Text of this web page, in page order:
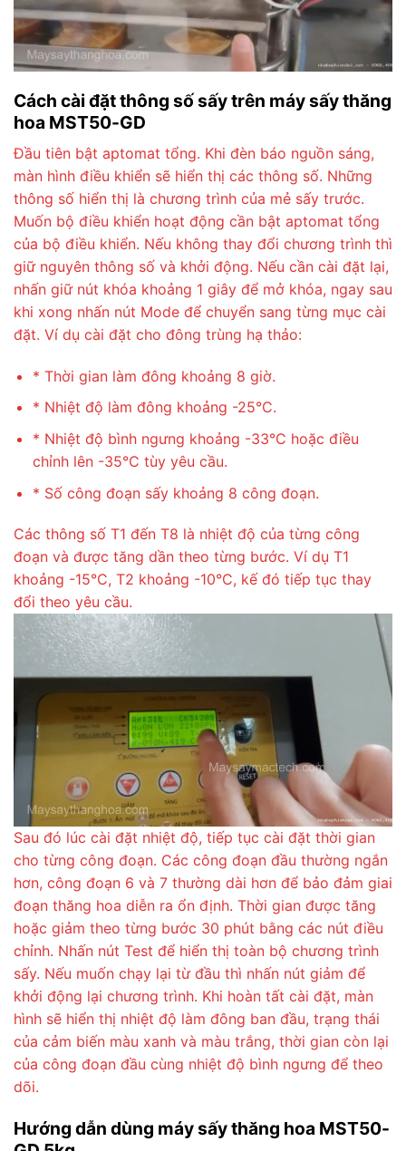
Cách cài đặt thông số sấy trên máy sấy thăng
hoa MST50-GD
Đầu tiên bật aptomat tổng. Khi đèn báo nguồn sáng,
màn hình điều khiển sẽ hiển thị các thông số. Những
thông số hiển thị là chương trình của mẻ sấy trước.
Muốn bộ điều khiển hoạt động cần bật aptomat tổng
của bộ điều khiển. Nếu không thay đổi chương trình thì
giữ nguyên thông số và khởi động. Nếu cần cài đặt lại,
nhấn giữ nút khóa khoảng 1 giây để mở khóa, ngay sau
khi xong nhấn nút Mode để chuyển sang từng mục cài
đặt. Ví dụ cài đặt cho đông trùng hạ thảo:
* Thời gian làm đông khoảng 8 giờ.
* Nhiệt độ làm đông khoảng -25°C.
* Nhiệt độ bình ngưng khoảng -33°C hoặc điều
chỉnh lên -35°C tùy yêu cầu.
* Số công đoạn sấy khoảng 8 công đoạn.
Các thông số T1 đến T8 là nhiệt độ của từng công
đoạn và được tăng dần theo từng bước. Ví dụ T1
khoảng -15°C, T2 khoảng -10°C, kế đó tiếp tục thay
đổi theo yêu cầu.
Sau đó lúc cài đặt nhiệt độ, tiếp tục cài đặt thời gian
cho từng công đoạn. Các công đoạn đầu thường ngắn
hơn, công đoạn 6 và 7 thường dài hơn để bảo đảm giai
đoạn thăng hoa diễn ra ổn định. Thời gian được tăng
hoặc giảm theo từng bước 30 phút bằng các nút điều
chỉnh. Nhấn nút Test để hiển thị toàn bộ chương trình
sấy. Nếu muốn chạy lại từ đầu thì nhấn nút giảm để
khởi động lại chương trình. Khi hoàn tất cài đặt, màn
hình sẽ hiển thị nhiệt độ làm đông ban đầu, trạng thái
của cảm biến màu xanh và màu trắng, thời gian còn lại
của công đoạn đầu cùng nhiệt độ bình ngưng để theo
dõi.
Hướng dẫn dùng máy sấy thăng hoa MST50-